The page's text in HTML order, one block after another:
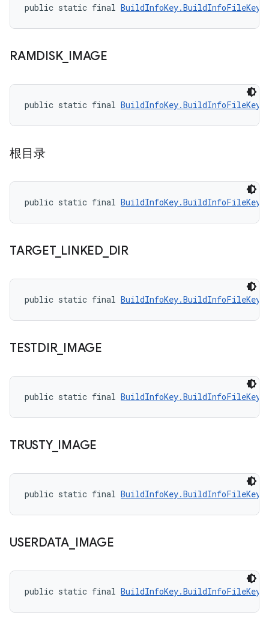
public static final BuildInfoKey.BuildInfoFileKey
RAMDISK_ IMAGE
public static final BuildInfoKey.BuildInfoFileKey
根目录
public static final BuildInfoKey.BuildInfoFileKey
TARGET_ LINKED_ DIR
public static final BuildInfoKey.BuildInfoFileKey
TESTDIR_ IMAGE
public static final BuildInfoKey.BuildInfoFileKey
TRUSTY_ IMAGE
public static final BuildInfoKey.BuildInfoFileKey
USERDATA IMAGE
public static final BuildInfoKey.BuildInfoFileKey